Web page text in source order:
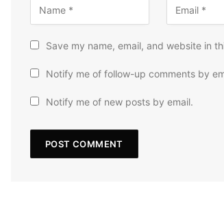
Save my name, email, and website in
Notify me of follow-up comments by
Notify me of new posts by email.